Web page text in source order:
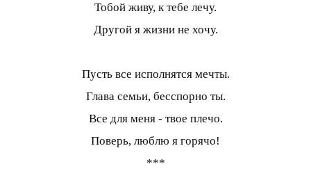
Тобой живу, к тебе лечу.
Другой я жизни не хочу.
Пусть все исполнятся мечты.
Глава семьи, бесспорно ты.
Все для меня - твое плечо.
Поверь, люблю я горячо!
***